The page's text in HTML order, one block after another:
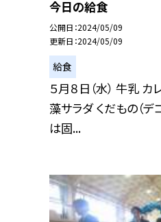
今日の給食
公開日 2024/05/09
更新日 2024/05/09
給食
５月８日（水） 牛乳 カ
藻サラダ くだもの（デ
は固...